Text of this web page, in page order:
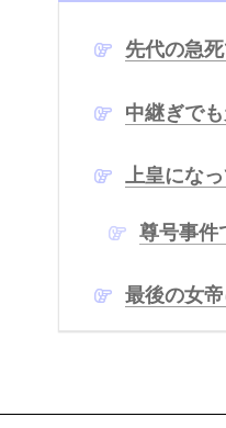
先代の急
中継ぎで
上皇にな
尊号事件
最後の女